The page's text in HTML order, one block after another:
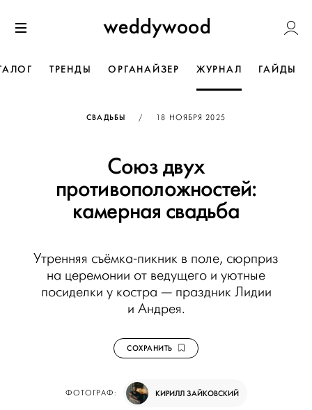
к содержанию
Weddywood
ТРЕНДЫ ОРГАНАЙЗЕР ЖУРНАЛ ГАЙДЫ
СВАДЬБЫ / ОПУБЛИКОВАНО
18 НОЯБРЯ 2025
Союз двух
противоположностей:
камерная свадьба
Утренняя съёмка-пикник в поле, сюрприз
на церемонии от ведущего и уютные
посиделки у костра — праздник Лидии
и Андрея.
СОХРАНИТЬ
ФОТОГРАФ: КИРИЛЛ ЗАЙКОВСКИЙ